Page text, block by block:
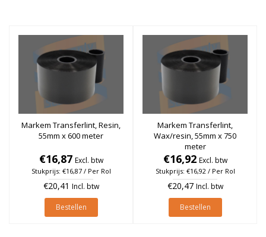
Markem Transferlint, Resin,
55mm x 600 meter
€16,87 Excl. btw
Stukprijs: €16,87 / Per Rol
€20,41 Incl. btw
Bestellen
Markem Transferlint,
Wax/resin, 55mm x 750
meter
€16,92 Excl. btw
Stukprijs: €16,92 / Per Rol
€20,47 Incl. btw
Bestellen